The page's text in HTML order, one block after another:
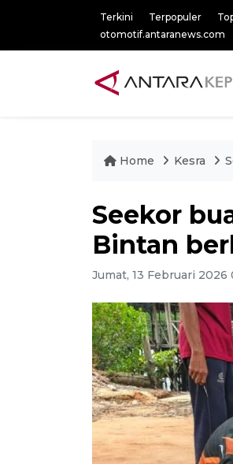
Terkini Terpopuler
otomotif.antaranews.com
Home Kesra
Seekor
Bintan
Jumat, 13 Februari 2026